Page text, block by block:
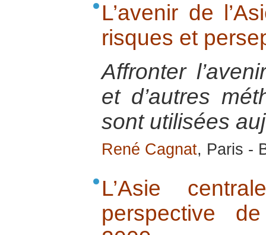
L’avenir de
risques et
Affronter
et d’autres
sont utilisées
René Cagnat, Paris -
L’Asie
perspective